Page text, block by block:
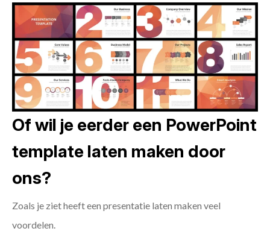
Of wil je eerder een PowerPoint
template laten maken door
ons?
Zoals je ziet heeft een presentatie laten maken veel
voordelen.